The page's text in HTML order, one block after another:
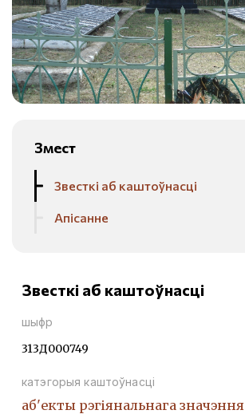
Змест
Звесткі аб каштоўнасці
Апісанне
Звесткі аб каштоўнасці
шыфр
313Д000749
катэгорыя каштоўнасці
аб'екты рэгіянальнага значэння